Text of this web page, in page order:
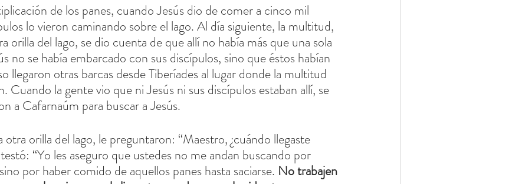
de los panes, cuando Jesús dio de comer a cinco mil
lo vieron caminando sobre el lago. Al día siguiente, la multitud,
orilla del lago, se dio cuenta de que allí no había más que una sola
no se había embarcado con sus discípulos, sino que éstos habían
llegaron otras barcas desde Tiberíades al lugar donde la multitud
Cuando la gente vio que ni Jesús ni sus discípulos estaban allí, se
a Cafarnaúm para buscar a Jesús.
orilla del lago, le preguntaron: “Maestro, ¿cuándo llegaste
“Yo les aseguro que ustedes no me andan buscando por
por haber comido de aquellos panes hasta saciarse. No trabajen